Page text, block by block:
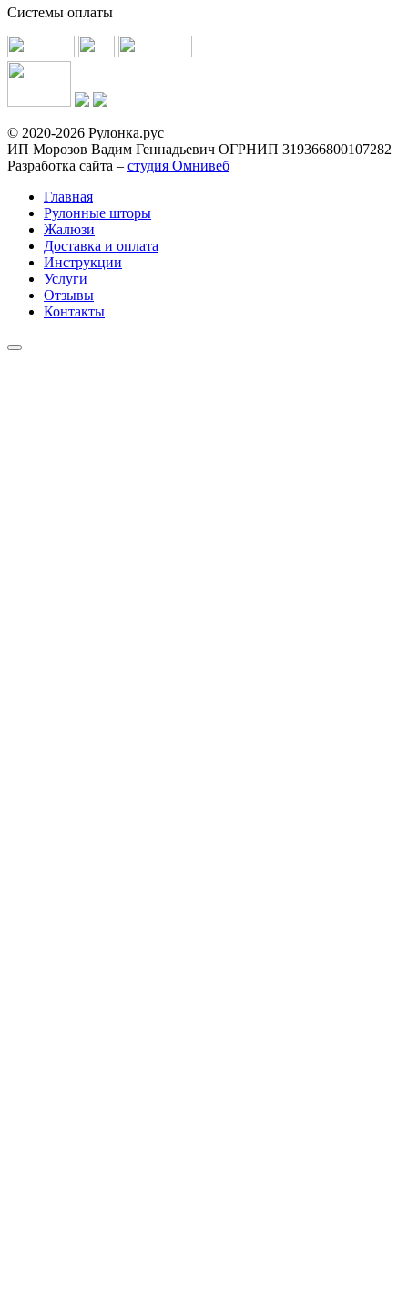
Системы оплаты
© 2020-2026 Рулонка.рус
ИП Морозов Вадим Геннадьевич ОГРНИП 319366800107282
Разработка сайта – студия Омнивеб
Главная
Рулонные шторы
Жалюзи
Доставка и оплата
Инструкции
Услуги
Отзывы
Контакты